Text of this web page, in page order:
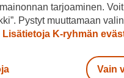
tarjoaminen.
Pystyt muuttamaan
Lisätietoja K-ryhmän
Vain